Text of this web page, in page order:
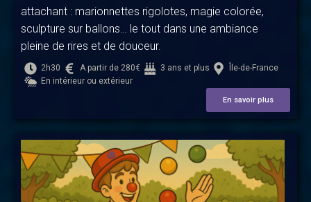
attachant : marionnettes rigolotes, magie colorée,
sculpture sur ballons… le tout dans une ambiance
pleine de rires et de douceur.
2h30 A partir de 280€ 3 ans et plus
Île-de-France
En intérieur ou extérieur
En savoir plus